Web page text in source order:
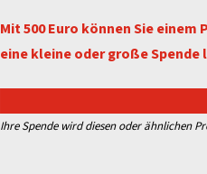
Mit 500 Euro können Sie
eine kleine oder große Spende
Ihre Spende wird diesen oder ähnlichen